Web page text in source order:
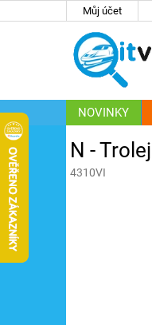
Můj účet
NOVINKY
ZNAČKY
N -
4310VI